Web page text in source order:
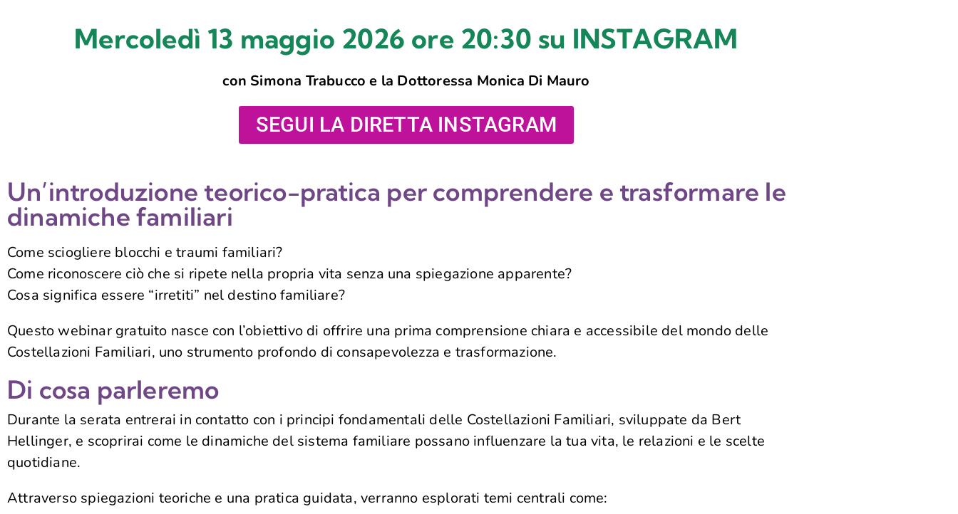
Mercoledì 13 maggio 2026 ore 20:30 su INSTAGRAM
con Simona Trabucco e la Dottoressa Monica Di Mauro
SEGUI LA DIRETTA INSTAGRAM
Un’introduzione teorico-pratica per comprendere e trasformare le
dinamiche familiari
Come sciogliere blocchi e traumi familiari?
Come riconoscere ciò che si ripete nella propria vita senza una spiegazione apparente?
Cosa significa essere “irretiti” nel destino familiare?
Questo webinar gratuito nasce con l’obiettivo di offrire una prima comprensione chiara e accessibile del mondo delle
Costellazioni Familiari, uno strumento profondo di consapevolezza e trasformazione.
Di cosa parleremo
Durante la serata entrerai in contatto con i principi fondamentali delle Costellazioni Familiari, sviluppate da Bert
Hellinger, e scoprirai come le dinamiche del sistema familiare possano influenzare la tua vita, le relazioni e le scelte
quotidiane.
Attraverso spiegazioni teoriche e una pratica guidata, verranno esplorati temi centrali come: